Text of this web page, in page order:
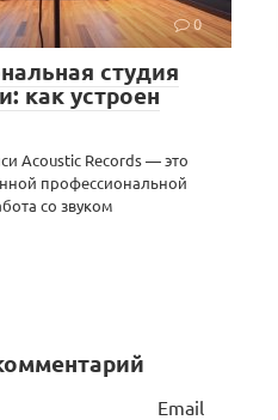
0
студия
как устроен
Acoustic Records — это
профессиональной
со звуком
Email